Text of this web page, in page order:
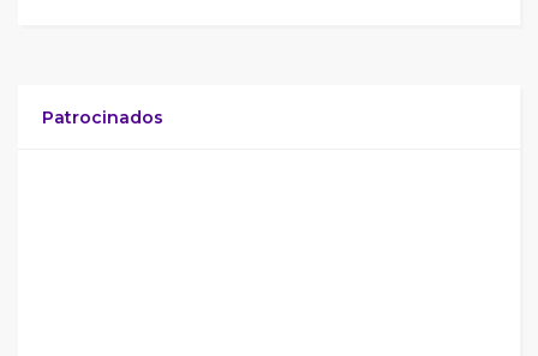
Patrocinados